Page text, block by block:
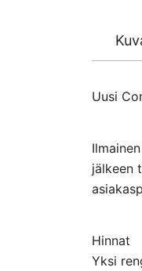
Uusi
jälkeen
Hinnat
Yksi